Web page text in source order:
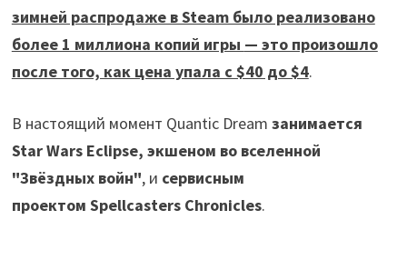
зимней распродаже в Steam было реализовано
более 1 миллиона копий игры — это произошло
после того, как цена упала с $40 до $4.
В настоящий момент Quantic Dream занимается
Star Wars Eclipse, экшеном во вселенной
"Звёздных войн", и сервисным
проектом Spellcasters Chronicles.